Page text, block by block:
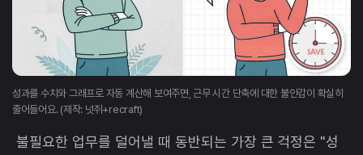
성과를 수치와 그래프로 자동 계산해 보여주면, 근무 시간 단축에 대한 불안감이 확실히
줄어들어요. (제작: 넛쥐+recraft)
불필요한 업무를 덜어낼 때 동반되는 가장 큰 걱정은 "성